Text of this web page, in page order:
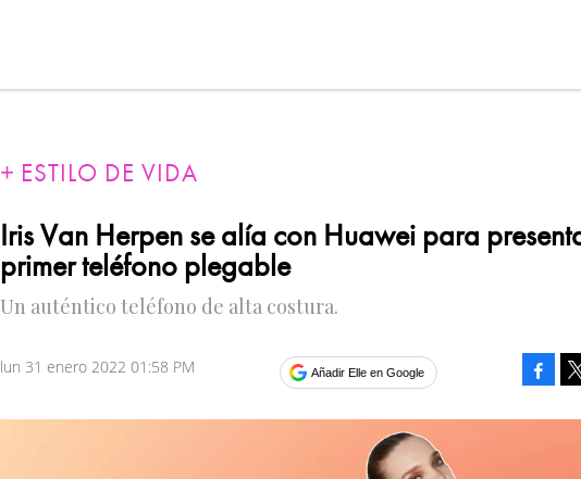
ESTILO DE VIDA
Iris Van Herpen se alía con Huawei para
primer teléfono plegable
Un auténtico teléfono de alta costura.
lun 31 enero 2022 01:58 PM Añadir Elle en Google